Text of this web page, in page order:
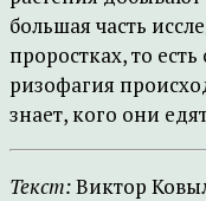
большая часть
проростках, то
ризофагия
знает, кого они
Текст:Виктор